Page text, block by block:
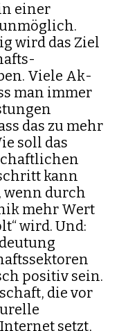
einer
wird das Ziel
Viele Ak­
man immer
das zu mehr
soll das
kann
wenn durch
mehr Wert
wird. Und:
positiv sein.
die vor
setzt,